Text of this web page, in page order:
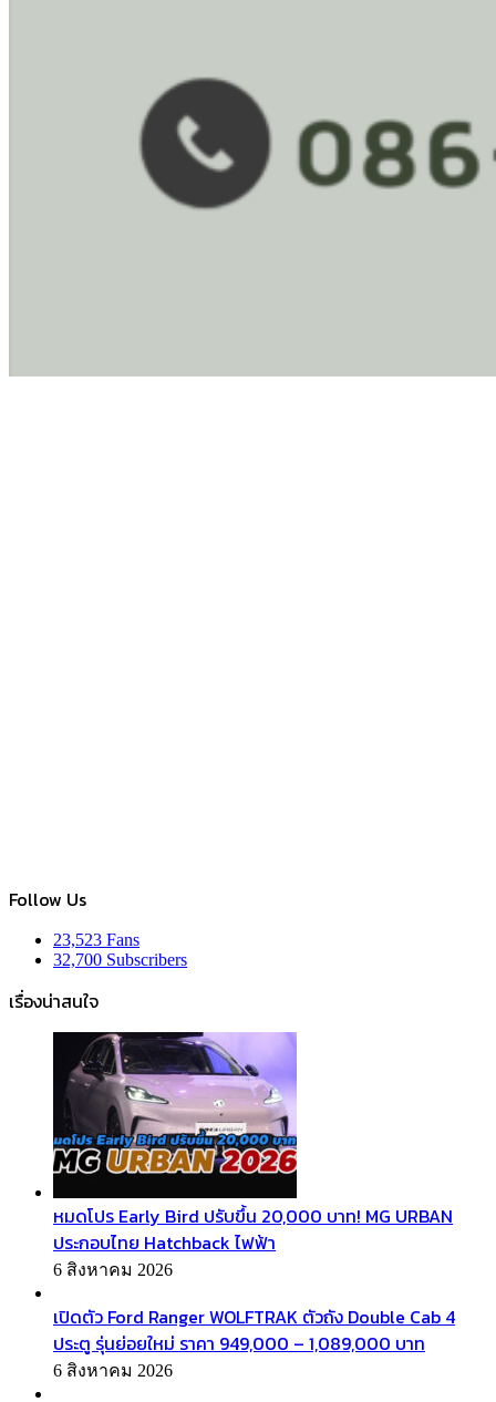
Follow Us
23,523 Fans
32,700 Subscribers
เรื่องน่าสนใจ
หมดโปร Early Bird ปรับขึ้น 20,000 บาท! MG URBAN
ประกอบไทย Hatchback ไฟฟ้า
6 สิงหาคม 2026
เปิดตัว Ford Ranger WOLFTRAK ตัวถัง Double Cab 4
ประตู รุ่นย่อยใหม่ ราคา 949,000 – 1,089,000 บาท
6 สิงหาคม 2026